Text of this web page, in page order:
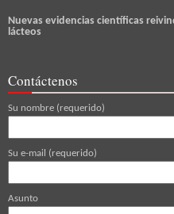
Nuevas evidencias científicas
lácteos
Contáctenos
Su nombre (requerido)
Su e-mail (requerido)
Asunto